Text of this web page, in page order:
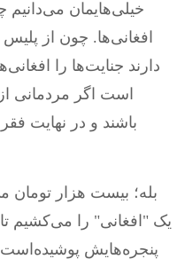
خیلی‌هایمان می‌دانیم
افغانی‌ها. چون از
دارند جنایت‌ها را
است اگر مردمانی
باشند و در نهایت
بله؛ بیست هزار
یک "افغانی" را می‌کشیم
پنجره‌هایش پوشیده‌است